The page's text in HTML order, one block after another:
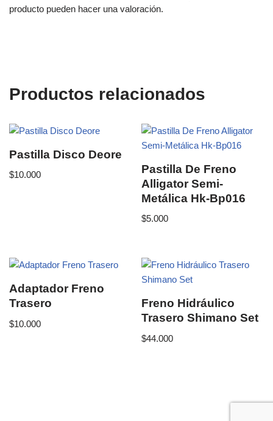
producto pueden hacer una valoración.
Productos relacionados
Pastilla Disco Deore
$10.000
Pastilla De Freno
Alligator Semi-
Metálica Hk-Bp016
$5.000
Adaptador Freno
Trasero
$10.000
Freno Hidráulico
Trasero Shimano Set
$44.000